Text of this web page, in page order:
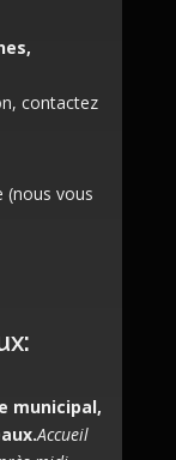
contactez
(nous vous
municipal,
Accueil